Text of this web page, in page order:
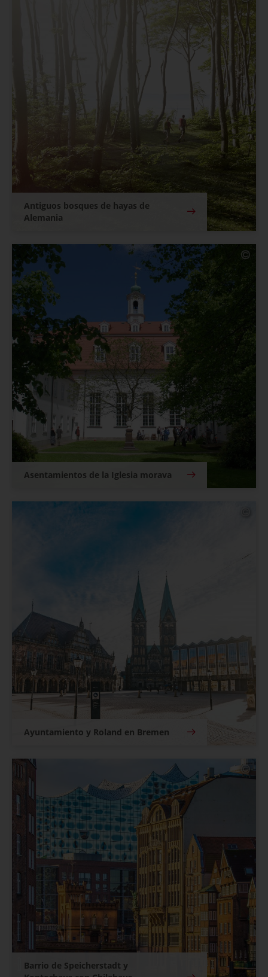
Antiguos bosques de hayas de
Alemania
Asentamientos de la Iglesia morava
Ayuntamiento y Roland en Bremen
Barrio de Speicherstadt y